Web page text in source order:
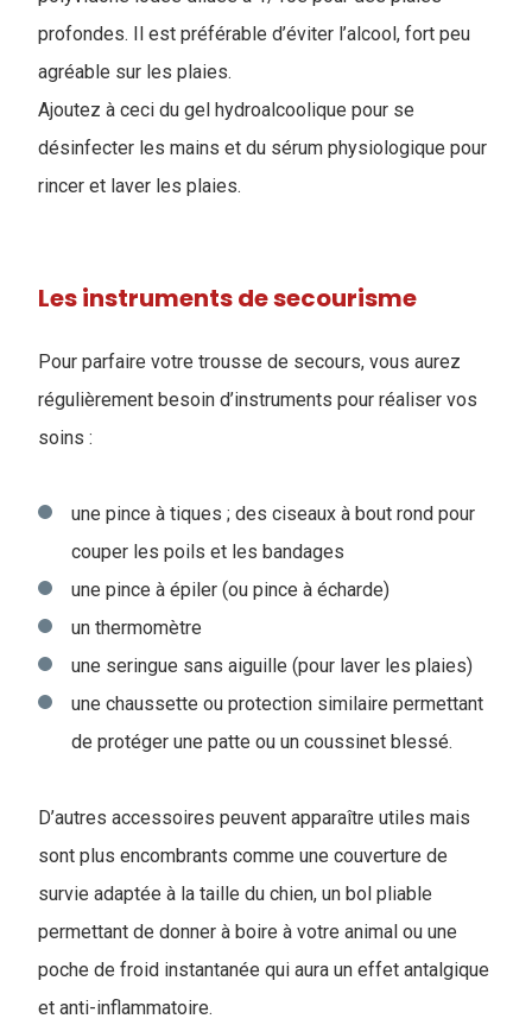
profondes. Il est préférable d’éviter l’alcool, fort peu
agréable sur les plaies.
Ajoutez à ceci du gel hydroalcoolique pour se
désinfecter les mains et du sérum physiologique pour
rincer et laver les plaies.
Les instruments de secourisme
Pour parfaire votre trousse de secours, vous aurez
régulièrement besoin d’instruments pour réaliser vos
soins :
une pince à tiques ; des ciseaux à bout rond pour
couper les poils et les bandages
une pince à épiler (ou pince à écharde)
un thermomètre
une seringue sans aiguille (pour laver les plaies)
une chaussette ou protection similaire permettant
de protéger une patte ou un coussinet blessé.
D’autres accessoires peuvent apparaître utiles mais
sont plus encombrants comme une couverture de
survie adaptée à la taille du chien, un bol pliable
permettant de donner à boire à votre animal ou une
poche de froid instantanée qui aura un effet antalgique
et anti-inflammatoire.